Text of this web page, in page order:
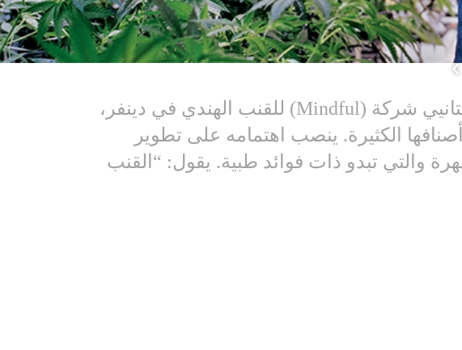
يستنشق “فيليب هيغ” جذور نبتة للتأكد من حالتها الصحية؛ وهو كبير بستانيي شركة (Mindful) للقنب الهندي في دينفر،
الكثيرة. ينصب اهتمامه على تطوير
والتي تبدو ذات فوائد طبية. يقول: “القنب